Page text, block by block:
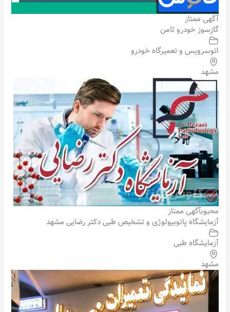
آگهی ممتاز
گازسوز خودرو ثامن
اتوسرویس و تعمیرگاه خودرو
مشهد
محبوبآگهی ممتاز
آزمایشگاه پاتوبیولوژی و تشخیص طبی دکتر رضایی مشهد
آزمایشگاه طبی
مشهد